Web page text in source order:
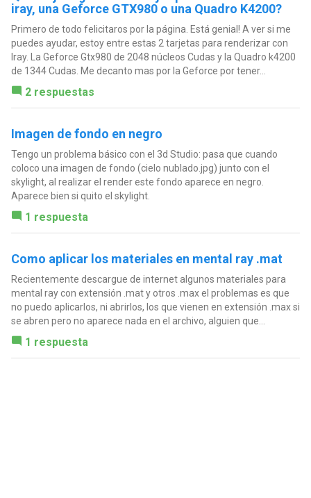
iray, una Geforce GTX980 o una Quadro K4200?
Primero de todo felicitaros por la página. Está genial! A ver si me
puedes ayudar, estoy entre estas 2 tarjetas para renderizar con
Iray. La Geforce Gtx980 de 2048 núcleos Cudas y la Quadro k4200
de 1344 Cudas. Me decanto mas por la Geforce por tener...
2 respuestas
Imagen de fondo en negro
Tengo un problema básico con el 3d Studio: pasa que cuando
coloco una imagen de fondo (cielo nublado.jpg) junto con el
skylight, al realizar el render este fondo aparece en negro.
Aparece bien si quito el skylight.
1 respuesta
Como aplicar los materiales en mental ray .mat
Recientemente descargue de internet algunos materiales para
mental ray con extensión .mat y otros .max el problemas es que
no puedo aplicarlos, ni abrirlos, los que vienen en extensión .max si
se abren pero no aparece nada en el archivo, alguien que...
1 respuesta